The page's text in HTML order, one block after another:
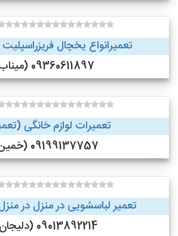
تعمیرانواع یخچال فریزراسپلیت
09360611897 (میناب)
تعمیرات لوازم خانگی
09199137757 (خمین )
تعمیر لباسشویی در منزل در منزل
09013892214 (دلیجان )